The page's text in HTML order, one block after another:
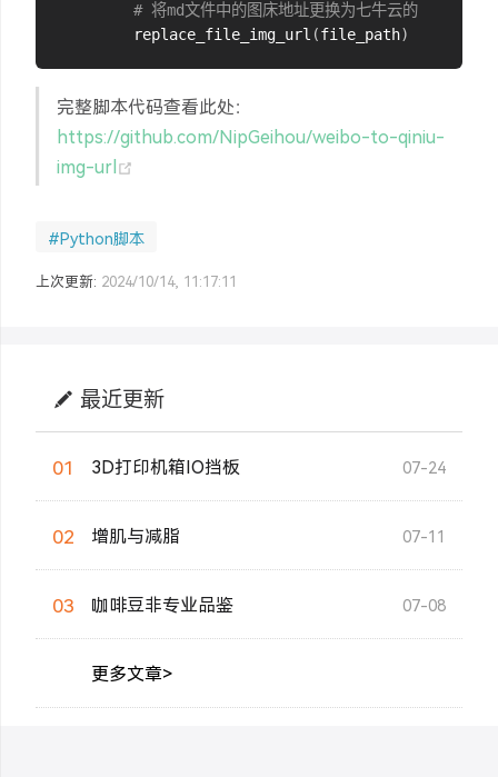
# 将md文件中的图床地址更换为七牛云的
        replace_file_img_url
(file_path)
完整脚本代码查看此处：
https://github.com/NipGeihou/weibo-to-qiniu-
img-url
#Python脚本
上次更新: 2024/10/14, 11:17:11
最近更新
01 3D打印机箱IO挡板 07-24
02 增肌与减脂 07-11
03 咖啡豆非专业品鉴 07-08
更多文章>